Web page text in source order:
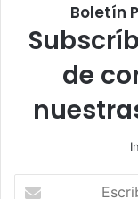
Boletín
de